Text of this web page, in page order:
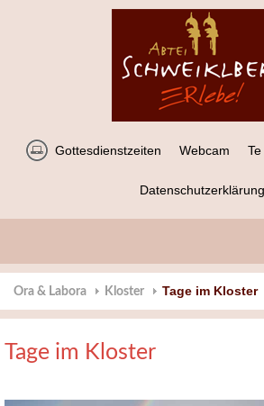
Gottesdienstzeiten Webcam
Datenschutzerklärung
Ora & Labora Kloster Tage im Kloster
Tage im Kloster